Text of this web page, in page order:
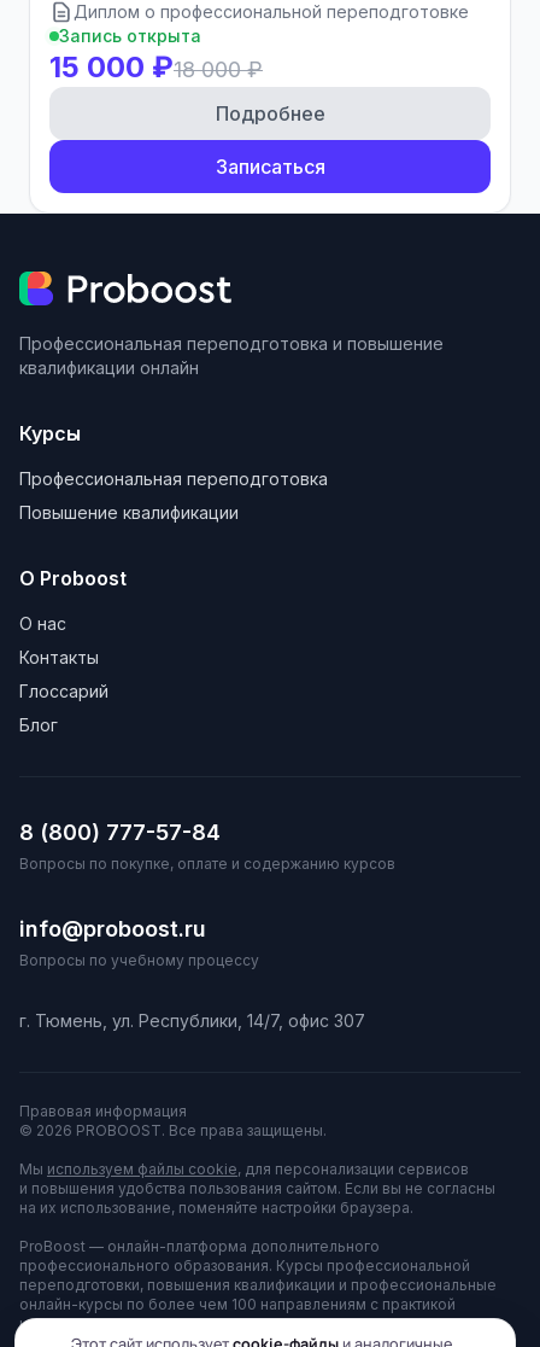
Диплом о профессиональной переподготовке
Запись открыта
15 000 ₽18 000 ₽
Подробнее
Записаться
Профессиональная переподготовка и повышение
квалификации онлайн
Курсы
Профессиональная переподготовка
Повышение квалификации
О Proboost
О нас
Контакты
Глоссарий
Блог
8 (800) 777-57-84
Вопросы по покупке, оплате и содержанию курсов
info@proboost.ru
Вопросы по учебному процессу
г. Тюмень, ул. Республики, 14/7, офис 307
Правовая информация
© 2026 PROBOOST. Все права защищены.
Мы используем файлы cookie, для персонализации сервисов
и повышения удобства пользования сайтом. Если вы не согласны
на их использование, поменяйте настройки браузера.
ProBoost — онлайн-платформа дополнительного
профессионального образования. Курсы профессиональной
переподготовки, повышения квалификации и профессиональные
онлайн-курсы по более чем 100 направлениям с практикой
на тренажёрах. Платформа принадлежит АНО ДПО «ЦППК»
и используется для оказания образовательных услуг.